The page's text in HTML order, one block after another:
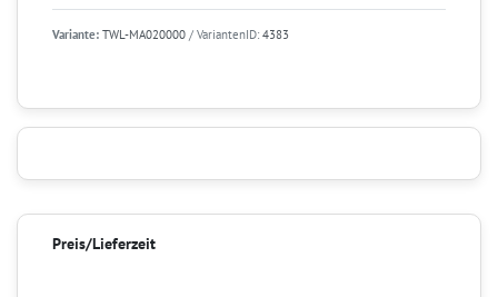
Variante: TWL-MA020000 / VariantenID: 4383
Preis/Lieferzeit